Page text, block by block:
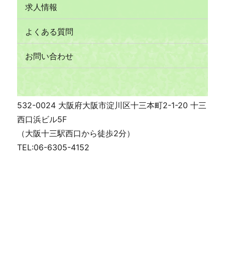
求人情報
よくある質問
お問い合わせ
532-0024 大阪府大阪市淀川区十三本町2-1-20 十三
西口浜ビル5F
（大阪十三駅西口から徒歩2分）
TEL:06-6305-4152